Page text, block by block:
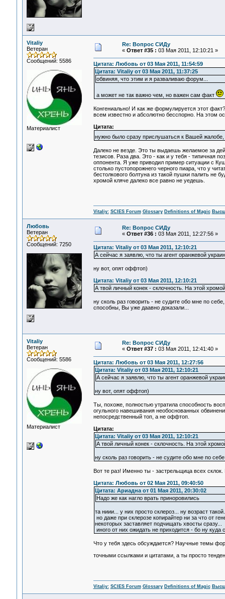
Vitaliy
Ветеран
Сообщений: 5586
Материалист
Re: Вопрос СИДу
« Ответ #35 : 03 Мая 2011, 12:10:21 »
Цитата: Любовь от 03 Мая 2011, 11:54:59
Цитата: Vitaliy от 03 Мая 2011, 11:37:25
обвиняя, что этим и я разваливаю форум...
а может не так важно чем, но важен сам факт
Конгениально! И как же формулируется этот
всем известно и абсолютно бесспорно. На этом
Цитата:
нужно было сразу прислушаться к Вашей
Далеко не везде. Это ты выдаешь желаемое за
тезисов. Раза два. Это - как и у тебя - типичная
оппонента. Я уже приводил пример ситуации с
столько пустопорожнего черного пиара, что у
бестолкового болтуна из такой пушки палить не
хромой кляче далеко все равно не уедешь.
Vitaliy: SCIES Forum Glossary Definitions of Magic
Любовь
Ветеран
Сообщений: 7250
Re: Вопрос СИДу
« Ответ #36 : 03 Мая 2011, 12:27:56 »
Цитата: Vitaliy от 03 Мая 2011, 12:10:21
А сейчас я заявлю, что ты агент оранжевой
ну вот, опят оффтоп)
Цитата: Vitaliy от 03 Мая 2011, 12:10:21
А твой личный конек - склочность. На этой
ну сколь раз говорить - не судите обо мне по
способны, Вы уже даавно доказали...
Vitaliy
Ветеран
Сообщений: 5586
Материалист
Re: Вопрос СИДу
« Ответ #37 : 03 Мая 2011, 12:41:40 »
Цитата: Любовь от 03 Мая 2011, 12:27:56
Цитата: Vitaliy от 03 Мая 2011, 12:10:21
А сейчас я заявлю, что ты агент оранжевой
ну вот, опят оффтоп)
Ты, похоже, полностью утратила способность
огульного навешивания необоснованных
непосредственный топ, а не оффтоп.
Цитата:
Цитата: Vitaliy от 03 Мая 2011, 12:10:21
А твой личный конек - склочность. На этой
ну сколь раз говорить - не судите обо мне по себе
Вот те раз! Именно ты - застрельщица всех
Цитата: Любовь от 02 Мая 2011, 09:40:50
Цитата: Ариадна от 01 Мая 2011, 20:30:02
Надо же как нагло врать приноровились
та ниии... у них просто склероз... ну возраст
но даже при склерозе копирайтер ни за что от
некоторых заставляет подчищать хвосты сразу...
иного от них ожидать не приходится - бо ну куда
Что у тебя здесь обсуждается? Научные темы
точными ссылками и цитатами, а ты просто
Vitaliy: SCIES Forum Glossary Definitions of Magic